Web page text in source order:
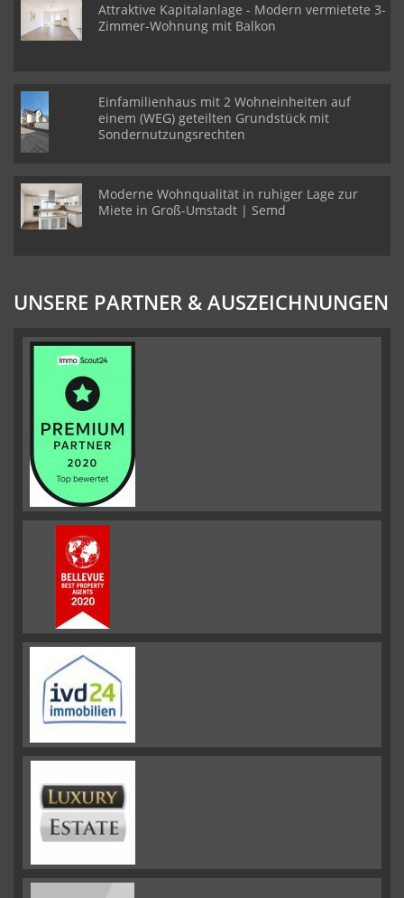
Attraktive Kapitalanlage - Modern vermietete 3-
Zimmer-Wohnung mit Balkon
Einfamilienhaus mit 2 Wohneinheiten auf
einem (WEG) geteilten Grundstück mit
Sondernutzungsrechten
Moderne Wohnqualität in ruhiger Lage zur
Miete in Groß-Umstadt | Semd
UNSERE PARTNER & AUSZEICHNUNGEN